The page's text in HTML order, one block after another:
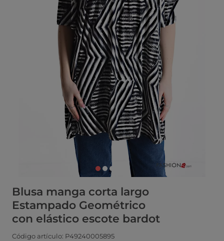
Blusa manga corta largo
Estampado Geométrico
con elástico escote bardot
Código artículo: P49240005895